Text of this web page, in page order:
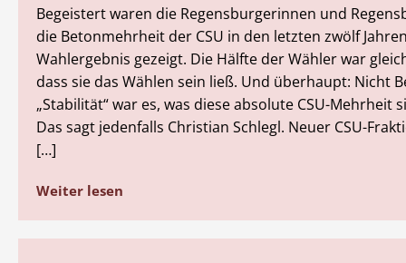
Begeistert waren die Regensburgerinnen und
die Betonmehrheit der CSU in den letzten zwölf
Wahlergebnis gezeigt. Die Hälfte der Wähler war
dass sie das Wählen sein ließ. Und überhaupt: Nicht
„Stabilität“ war es, was diese absolute CSU-Mehrheit
Das sagt jedenfalls Christian Schlegl. Neuer CSU-
[…]
Weiter lesen